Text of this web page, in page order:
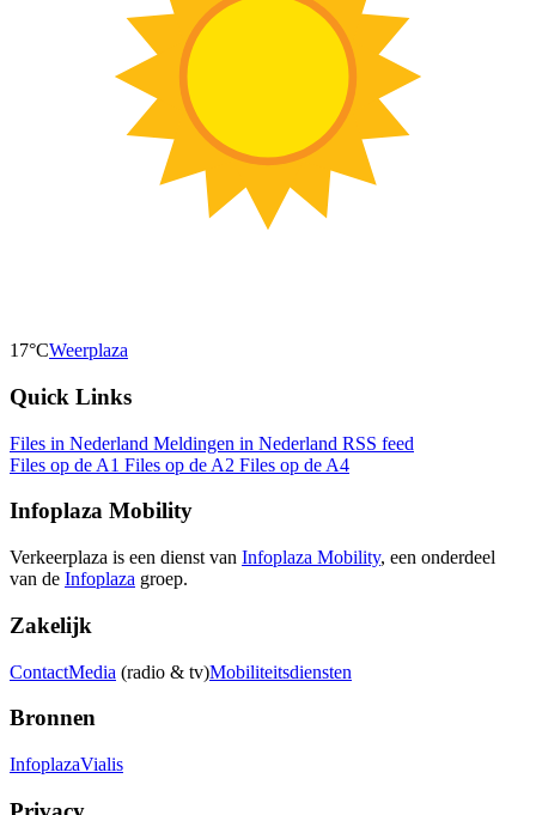
17°CWeerplaza
Quick Links
Files in Nederland Meldingen in Nederland RSS feed
Files op de A1 Files op de A2 Files op de A4
Infoplaza Mobility
Verkeerplaza is een dienst van Infoplaza Mobility, een onderdeel
van de Infoplaza groep.
Zakelijk
ContactMedia (radio & tv)Mobiliteitsdiensten
Bronnen
InfoplazaVialis